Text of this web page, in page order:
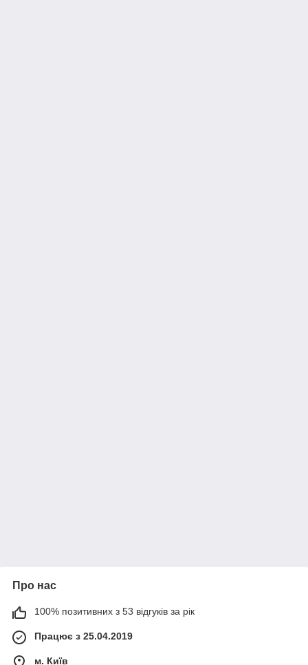
Про нас
100% позитивних з 53 відгуків за рік
Працює з 25.04.2019
м. Київ